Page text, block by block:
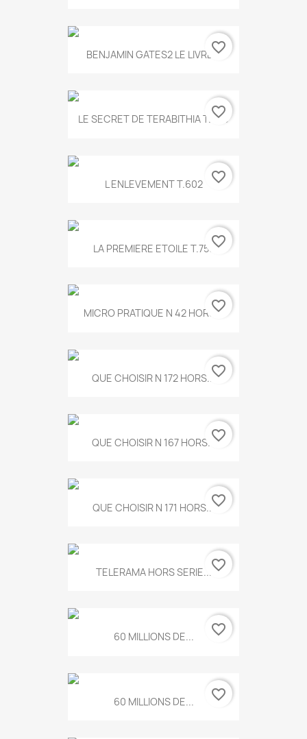
BENJAMIN GATES2 LE LIVRE...
favorite_border
LE SECRET DE TERABITHIA T.560
favorite_border
L ENLEVEMENT T.602 favorite_border
LA PREMIERE ETOILE T.755favorite_border
MICRO PRATIQUE N 42 HORS...
favorite_border
QUE CHOISIR N 172 HORS...favorite_border
QUE CHOISIR N 167 HORS...favorite_border
QUE CHOISIR N 171 HORS...favorite_border
TELERAMA HORS SERIE...favorite_border
60 MILLIONS DE... favorite_border
60 MILLIONS DE... favorite_border